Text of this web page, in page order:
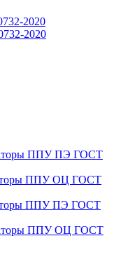
2020
2020
ППУ ПЭ ГОСТ
ППУ ОЦ ГОСТ
ППУ ПЭ ГОСТ
ППУ ОЦ ГОСТ